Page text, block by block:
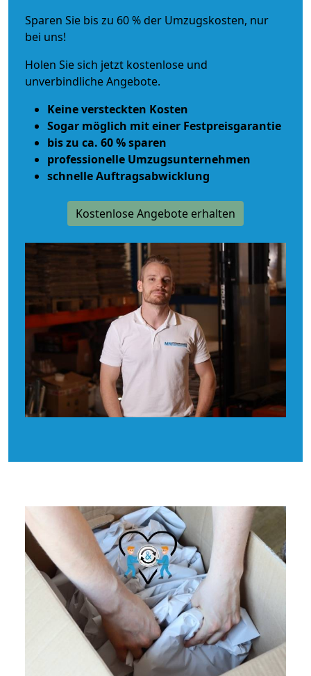
Sparen Sie bis zu 60 % der Umzugskosten, nur
bei uns!
Holen Sie sich jetzt kostenlose und
unverbindliche Angebote.
Keine versteckten Kosten
Sogar möglich mit einer Festpreisgarantie
bis zu ca. 60 % sparen
professionelle Umzugsunternehmen
schnelle Auftragsabwicklung
Kostenlose Angebote erhalten